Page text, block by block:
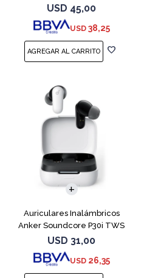
Ear Black
USD 45,00
USD 38,25
Auriculares Inalámbricos
Anker Soundcore P30i TWS
NC Blanco
USD 31,00
USD 26,35